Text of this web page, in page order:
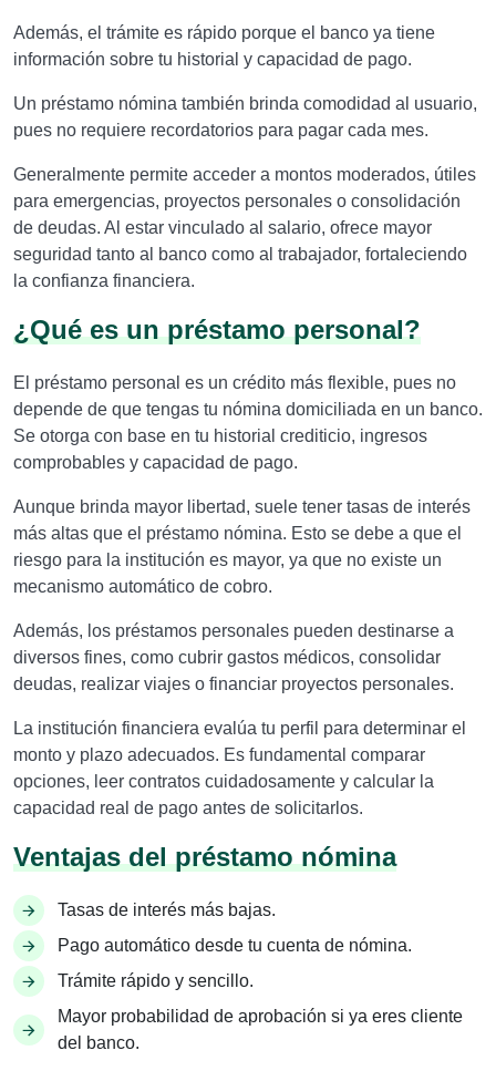
Además, el trámite es rápido porque el banco ya tiene
información sobre tu historial y capacidad de pago.
Un préstamo nómina también brinda comodidad al usuario,
pues no requiere recordatorios para pagar cada mes.
Generalmente permite acceder a montos moderados, útiles
para emergencias, proyectos personales o consolidación
de deudas. Al estar vinculado al salario, ofrece mayor
seguridad tanto al banco como al trabajador, fortaleciendo
la confianza financiera.
¿Qué es un préstamo personal?
El préstamo personal es un crédito más flexible, pues no
depende de que tengas tu nómina domiciliada en un banco.
Se otorga con base en tu historial crediticio, ingresos
comprobables y capacidad de pago.
Aunque brinda mayor libertad, suele tener tasas de interés
más altas que el préstamo nómina. Esto se debe a que el
riesgo para la institución es mayor, ya que no existe un
mecanismo automático de cobro.
Además, los préstamos personales pueden destinarse a
diversos fines, como cubrir gastos médicos, consolidar
deudas, realizar viajes o financiar proyectos personales.
La institución financiera evalúa tu perfil para determinar el
monto y plazo adecuados. Es fundamental comparar
opciones, leer contratos cuidadosamente y calcular la
capacidad real de pago antes de solicitarlos.
Ventajas del préstamo nómina
Tasas de interés más bajas.
Pago automático desde tu cuenta de nómina.
Trámite rápido y sencillo.
Mayor probabilidad de aprobación si ya eres cliente
del banco.